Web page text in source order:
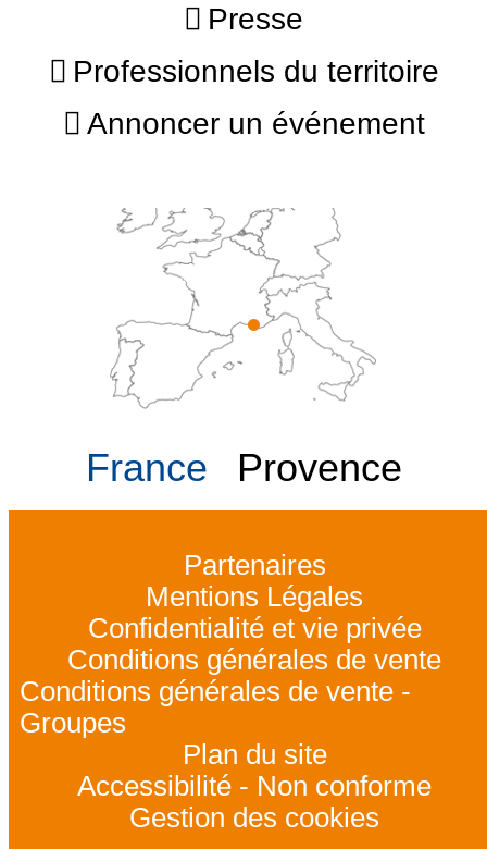
Presse
Professionnels du territoire
Annoncer un événement
France Provence
Partenaires
Mentions Légales
Confidentialité et vie privée
Conditions générales de vente
Conditions générales de vente -
Groupes
Plan du site
Accessibilité - Non conforme
Gestion des cookies